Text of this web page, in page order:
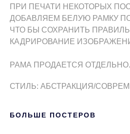
ПРИ ПЕЧАТИ НЕКОТОРЫХ
ДОБАВЛЯЕМ БЕЛУЮ РАМКУ
ЧТО БЫ СОХРАНИТЬ
КАДРИРОВАНИЕ
РАМА ПРОДАЕТСЯ ОТДЕЛЬНО.
СТИЛЬ: АБСТРАКЦИЯ/
БОЛЬШЕ ПОСТЕРОВ